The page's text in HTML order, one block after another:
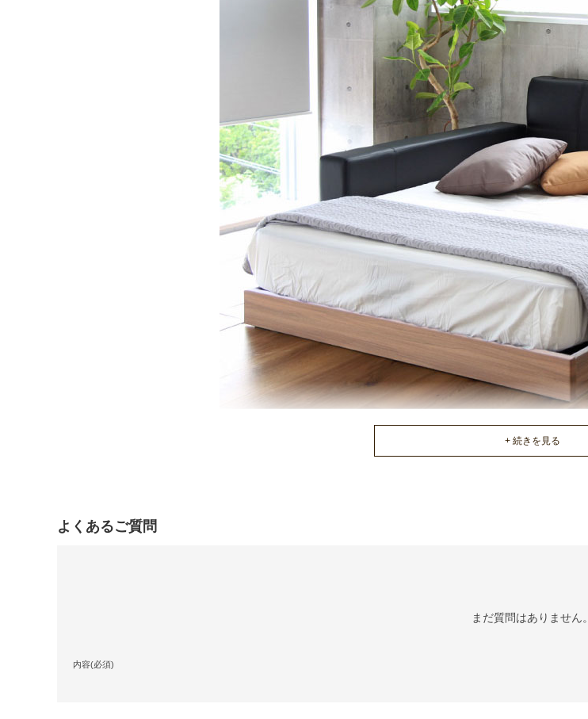
よくあるご質問
まだ質問はありません。
内容(必須)